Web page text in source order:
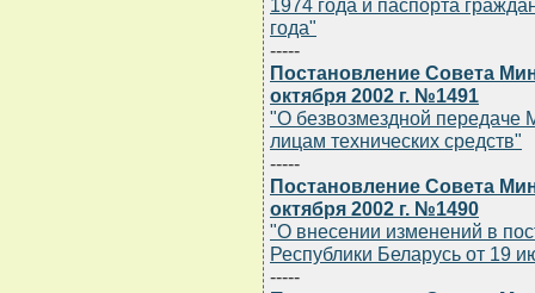
1974 года и паспорта
года"
-----
Постановление Совета
октября 2002 г. №1491
"О безвозмездной передаче
лицам технических средств"
-----
Постановление Совета
октября 2002 г. №1490
"О внесении изменений в
Республики Беларусь от 19
-----